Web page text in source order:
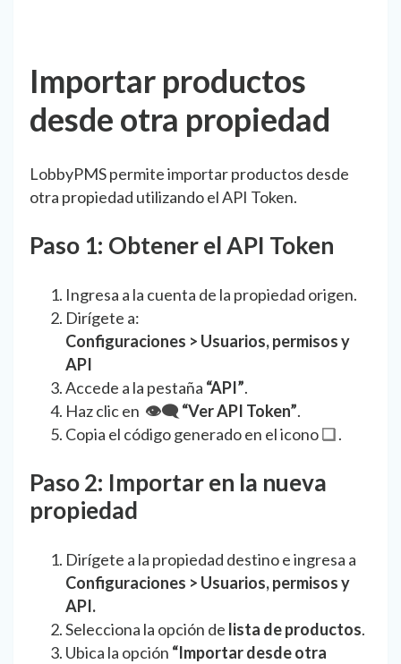
Importar productos
desde otra propiedad
LobbyPMS permite importar productos desde
otra propiedad utilizando el API Token.
Paso 1: Obtener el API Token
Ingresa a la cuenta de la propiedad origen.
Dirígete a:
Configuraciones > Usuarios, permisos y
API
Accede a la pestaña “API”.
Haz clic en 👁️‍🗨️ “Ver API Token”.
Copia el código generado en el icono❏.
Paso 2: Importar en la nueva
propiedad
Dirígete a la propiedad destino e ingresa a
Configuraciones > Usuarios, permisos y
API.
Selecciona la opción de lista de productos.
Ubica la opción “Importar desde otra